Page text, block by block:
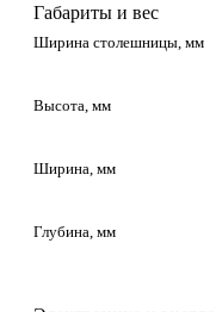
Габариты и вес
Ширина столешницы, мм
Высота, мм
Ширина, мм
Глубина, мм